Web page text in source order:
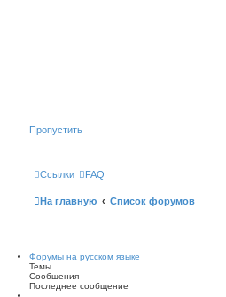
Пропустить
Ссылки FAQ
На главную Список форумов
Форумы на русском языке
Темы
Сообщения
Последнее сообщение